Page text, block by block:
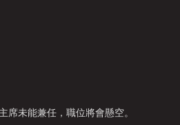
未能兼任，職位將會懸空。